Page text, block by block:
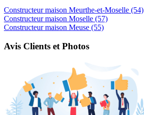
Constructeur maison Meurthe-et-Moselle (54)
Constructeur maison Moselle (57)
Constructeur maison Meuse (55)
Avis Clients et Photos